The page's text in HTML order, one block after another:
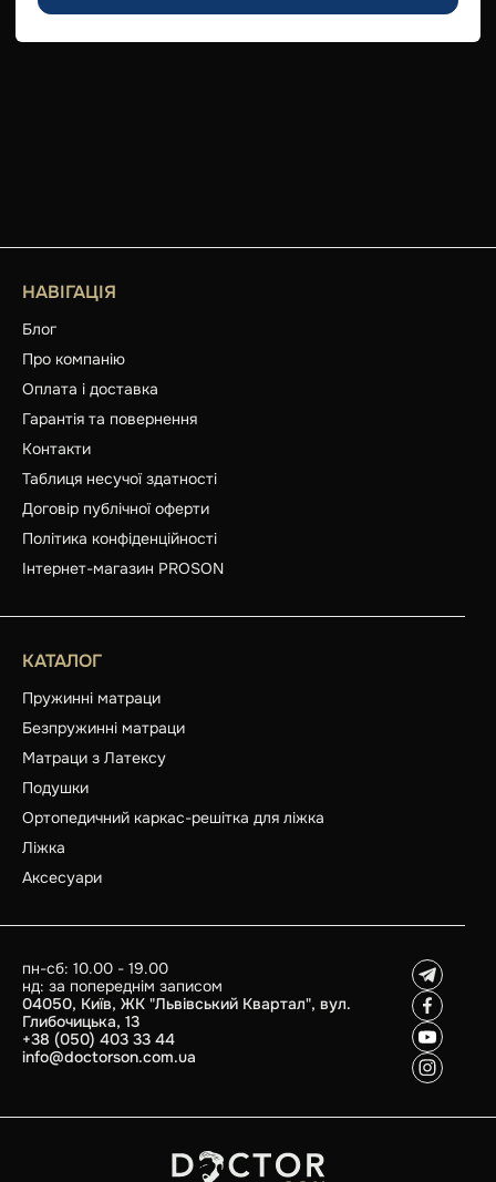
НАВІГАЦІЯ
Блог
Про компанію
Оплата і доставка
Гарантія та повернення
Контакти
Таблиця несучої здатності
Договір публічної оферти
Політика конфіденційності
Інтернет-магазин PROSON
КАТАЛОГ
Пружинні матраци
Безпружинні матраци
Матраци з Латексу
Подушки
Ортопедичний каркас-решітка для ліжка
Ліжка
Аксесуари
пн-сб: 10.00 - 19.00
нд: за попереднім записом
04050, Київ, ЖК "Львівський Квартал", вул.
Глибочицька, 13
+38 (050) 403 33 44
info@doctorson.com.ua